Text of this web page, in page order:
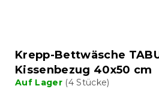
Krepp-Bettwäsche
Kissenbezug 40x50 cm
Auf Lager (4 Stücke)